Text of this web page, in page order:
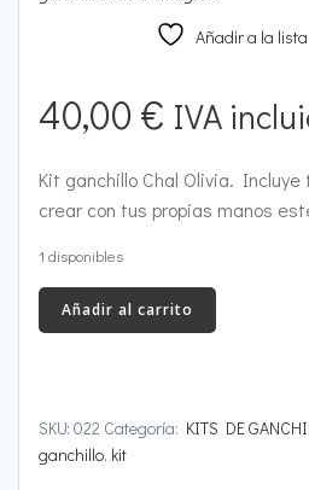
Añadir a la
40,00€ IVA
Kit ganchillo Chal Olivia.
crear con tus propias manos
1 disponibles
ganchillo
cantidad
Añadir al carrito
SKU: 022 Categoría: KITS DE
ganchillo, kit